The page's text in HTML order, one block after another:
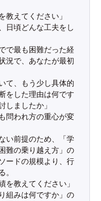
教えてください」
日頃どんな工夫をし
で最も困難だった経
況で、あなたが最初
て、もう少し具体的
をした理由は何です
しましたか」
問われ方の重心が変
い前提のため、「学
難の乗り越え方」の
ードの規模より、行
を教えてください」
組みは何ですか」の